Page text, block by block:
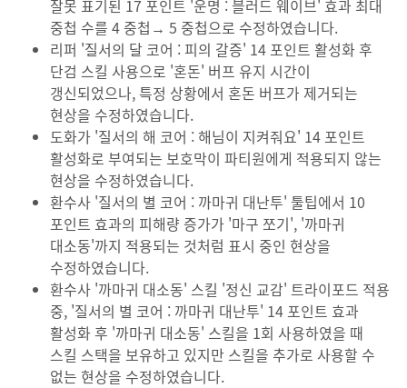
잘못 표기된 17 포인트 '운명 : 블러드 웨이브' 효과 최대
중첩 수를 4 중첩→ 5 중첩으로 수정하였습니다.
리퍼 '질서의 달 코어 : 피의 갈증' 14 포인트 활성화 후
단검 스킬 사용으로 '혼돈' 버프 유지 시간이
갱신되었으나, 특정 상황에서 혼돈 버프가 제거되는
현상을 수정하였습니다.
도화가 '질서의 해 코어 : 해님이 지켜줘요' 14 포인트
활성화로 부여되는 보호막이 파티원에게 적용되지 않는
현상을 수정하였습니다.
환수사 '질서의 별 코어 : 까마귀 대난투' 툴팁에서 10
포인트 효과의 피해량 증가가 '마구 쪼기', '까마귀
대소동'까지 적용되는 것처럼 표시 중인 현상을
수정하였습니다.
환수사 '까마귀 대소동' 스킬 '정신 교감' 트라이포드 적용
중, '질서의 별 코어 : 까마귀 대난투' 14 포인트 효과
활성화 후 '까마귀 대소동' 스킬을 1회 사용하였을 때
스킬 스택을 보유하고 있지만 스킬을 추가로 사용할 수
없는 현상을 수정하였습니다.